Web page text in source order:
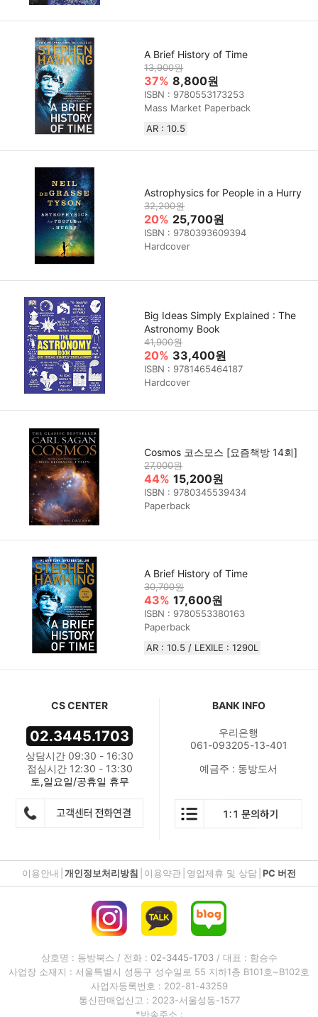
A Brief History of Time
13,900원
37% 8,800원
ISBN : 9780553173253
Mass Market Paperback
AR : 10.5
Astrophysics for People in a Hurry
32,200원
20% 25,700원
ISBN : 9780393609394
Hardcover
Big Ideas Simply Explained : The
Astronomy Book
41,900원
20% 33,400원
ISBN : 9781465464187
Hardcover
Cosmos 코스모스 [요즘책방 14회]
27,000원
44% 15,200원
ISBN : 9780345539434
Paperback
A Brief History of Time
30,700원
43% 17,600원
ISBN : 9780553380163
Paperback
AR : 10.5 / LEXILE : 1290L
CS CENTER
02.3445.1703
상담시간 09:30 - 16:30
점심시간 12:30 - 13:30
토,일요일/공휴일 휴무
BANK INFO
우리은행
061-093205-13-401
예금주 : 동방도서
이용안내 개인정보처리방침 이용약관 영업제휴 및 상담 PC 버전
상호명 : 동방북스 / 전화 : 02-3445-1703/ 대표 : 함승수
사업장 소재지 : 서울특별시 성동구 성수일로 55 지하1층 B101호~B102호
사업자등록번호 : 202-81-43259
통신판매업신고 : 2023-서울성동-1577
*반송주소 :